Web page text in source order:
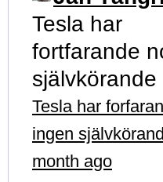
Tesla har
fortfarande
självkörande
Tesla har
ingen
month ago